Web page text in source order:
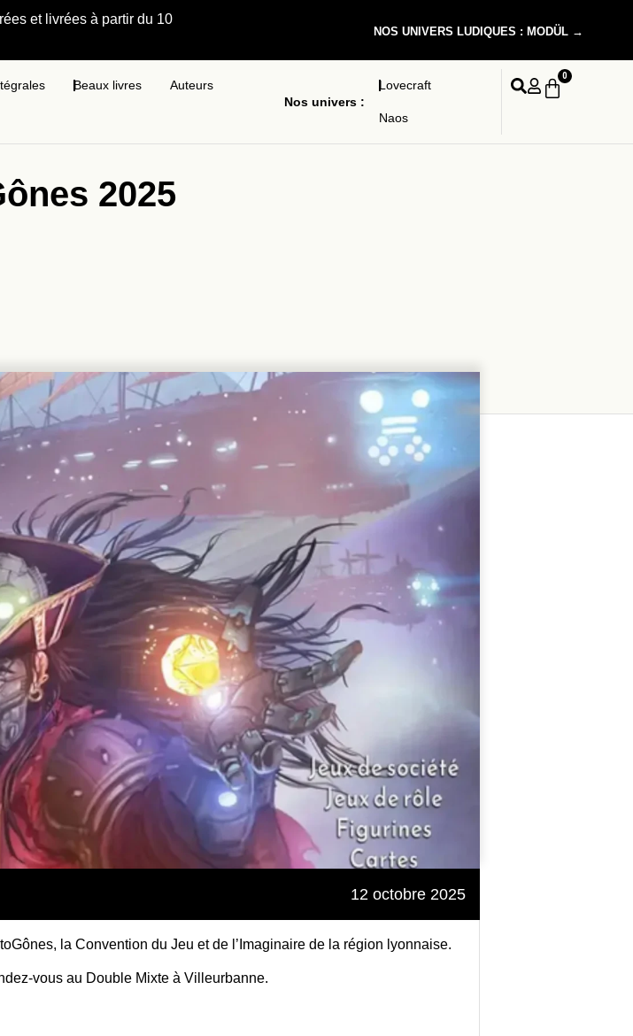
et livrées à partir du 10
NOS UNIVERS LUDIQUES : MODÜL →
Beaux livres
Auteurs
Nos univers :
Lovecraft
Naos
0
2025
12 octobre 2025
, la Convention du Jeu et de l’Imaginaire de la région lyonnaise.
vous au Double Mixte à Villeurbanne.